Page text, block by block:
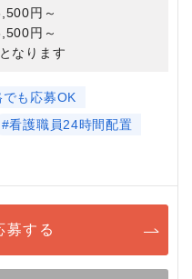
円～
円～
なります
も応募OK
#看護職員24時間配置
募する